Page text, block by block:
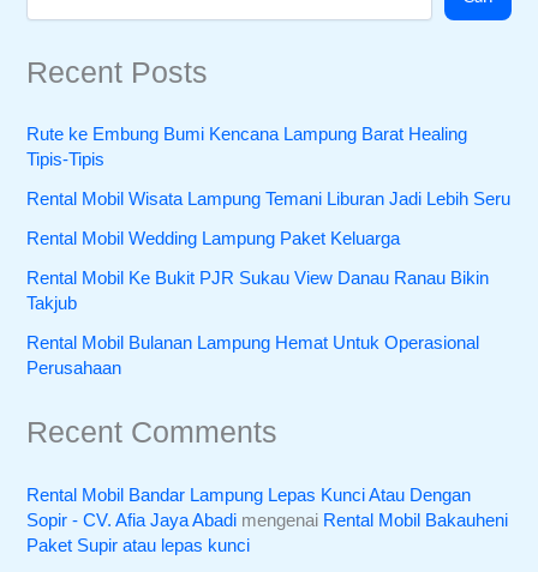
Recent Posts
Rute ke Embung Bumi Kencana Lampung Barat Healing
Tipis-Tipis
Rental Mobil Wisata Lampung Temani Liburan Jadi Lebih Seru
Rental Mobil Wedding Lampung Paket Keluarga
Rental Mobil Ke Bukit PJR Sukau View Danau Ranau Bikin
Takjub
Rental Mobil Bulanan Lampung Hemat Untuk Operasional
Perusahaan
Recent Comments
Rental Mobil Bandar Lampung Lepas Kunci Atau Dengan
Sopir - CV. Afia Jaya Abadi mengenai Rental Mobil Bakauheni
Paket Supir atau lepas kunci